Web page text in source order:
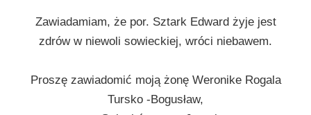
Zawiadamiam, że por. Sztark Edward żyje jest
zdrów w niewoli sowieckiej, wróci niebawem.
Proszę zawiadomić moją żonę Weronike Rogala
Tursko -Bogusław,